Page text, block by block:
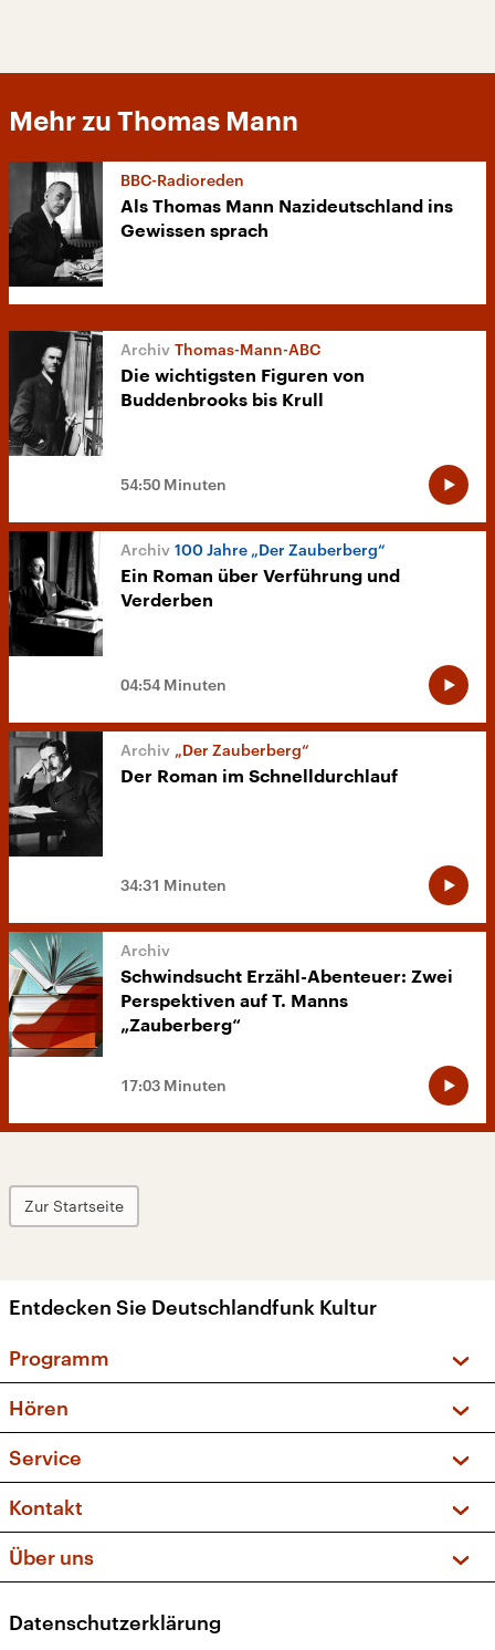
Mehr zu Thomas Mann
BBC-Radioreden
Als Thomas Mann Nazideutschland ins
Gewissen sprach
Thomas-Mann-ABC
Die wichtigsten Figuren von
Buddenbrooks bis Krull
54:50 Minuten
100 Jahre „Der Zauberberg“
Ein Roman über Verführung und
Verderben
04:54 Minuten
„Der Zauberberg“
Der Roman im Schnelldurchlauf
34:31 Minuten
Schwindsucht Erzähl-Abenteuer: Zwei
Perspektiven auf T. Manns
„Zauberberg“
17:03 Minuten
Zur Startseite
Entdecken Sie Deutschlandfunk Kultur
Programm
Sendungen und Podcasts
Musikliste
Kakadu – Das Kinderprogramm
Hören
Frequenzen (UKW + DAB+)
Service
FAQ
Apps
Newsletter
Kontakt
Social Media
Über uns
Presse
Datenschutzerklärung